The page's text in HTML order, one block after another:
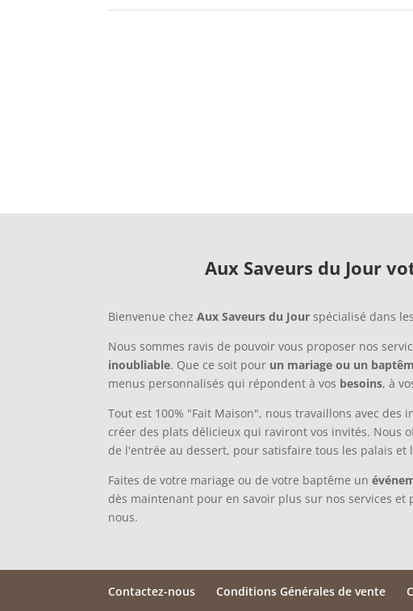
Aux Saveurs du Jour
Bienvenue chezAux Saveurs du Jour spécialisé dans
Nous sommes ravis de pouvoir vous proposer nos
inoubliable. Que ce soit pour un mariage ou un
menus personnalisés qui répondent à vos besoins, à
Tout est 100% "Fait Maison", nous travaillons avec
créer des plats délicieux qui raviront vos invités. Nous
de l'entrée au dessert, pour satisfaire tous les palais et
Faites de votre mariage ou de votre baptême un
dès maintenant pour en savoir plus sur nos services et
nous.
Contactez-nous Conditions Générales de vente